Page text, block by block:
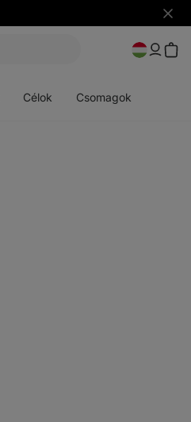
Célok Csomagok